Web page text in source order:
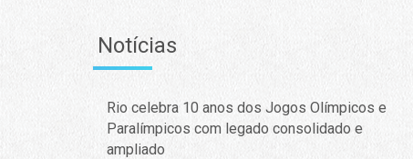
Notícias
Rio celebra 10 anos dos Jogos Olímpicos e
Paralímpicos com legado consolidado e
ampliado